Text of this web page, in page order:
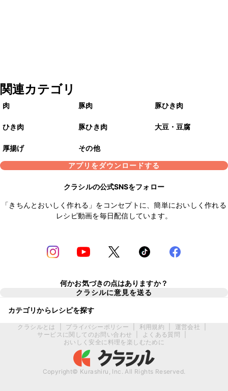
関連カテゴリ
肉 豚肉 豚ひき肉
ひき肉 豚ひき肉 大豆・豆腐
厚揚げ
その他
アプリをダウンロードする
クラシルの公式SNSをフォロー
「きちんとおいしく作れる」をコンセプトに、簡単においしく作れる
レシピ動画を毎日配信しています。
何かお気づきの点はありますか？
クラシルに意見を送る
カテゴリからレシピを探す
クラシルとは プライバシーポリシー 利用規約 運営会社
サービスに関してのお問い合わせ
よくある質問
おいしく安全に料理を楽しむために
Copyright© Kurashiru, Inc. All Rights Reserved.